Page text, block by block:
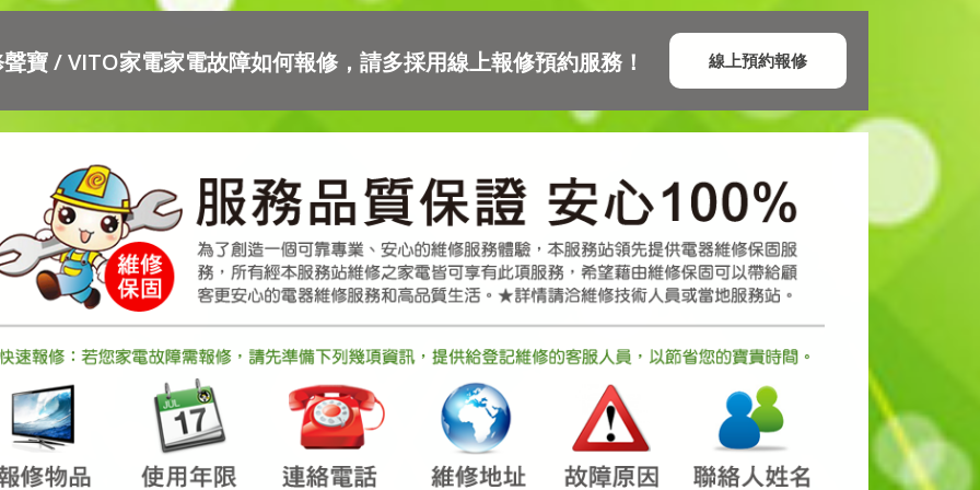
線上預約報修
寶 / VITO家電家電故障如何報修，請多採用線上報修預約服務！